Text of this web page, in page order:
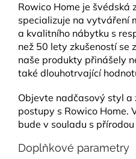
Rowico Home je švédská
specializuje na vytváření
a kvalitního nábytku s
než 50 lety zkušeností se
naše produkty přinášely
také dlouhotrvající
Objevte nadčasový styl
postupy s Rowico Home.
bude v souladu s
Doplňkové parametry